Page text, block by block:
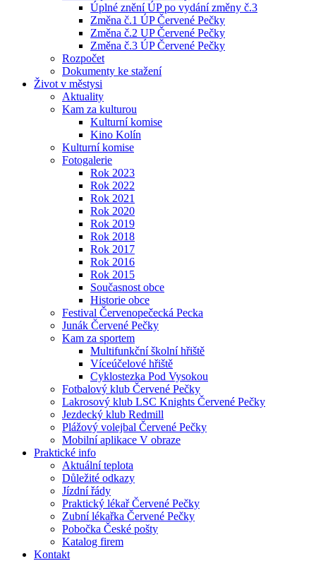
Úplné znění ÚP po vydání změny č.3
Změna č.1 ÚP Červené Pečky
Změna č.2 UP Červené Pečky
Změna č.3 ÚP Červené Pečky
Rozpočet
Dokumenty ke stažení
Život v městysi
Aktuality
Kam za kulturou
Kulturní komise
Kino Kolín
Kulturní komise
Fotogalerie
Rok 2023
Rok 2022
Rok 2021
Rok 2020
Rok 2019
Rok 2018
Rok 2017
Rok 2016
Rok 2015
Současnost obce
Historie obce
Festival Červenopečecká Pecka
Junák Červené Pečky
Kam za sportem
Multifunkční školní hřiště
Víceúčelové hřiště
Cyklostezka Pod Vysokou
Fotbalový klub Červené Pečky
Lakrosový klub LSC Knights Červené Pečky
Jezdecký klub Redmill
Plážový volejbal Červené Pečky
Mobilní aplikace V obraze
Praktické info
Aktuální teplota
Důležité odkazy
Jízdní řády
Praktický lékař Červené Pečky
Zubní lékařka Červené Pečky
Pobočka České pošty
Katalog firem
Kontakt